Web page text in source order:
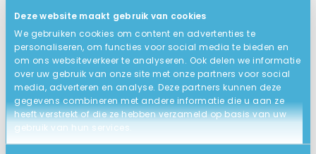
Deze website maakt gebruik van cookies
We gebruiken cookies om content en advertenties te
personaliseren, om functies voor social media te bieden en
om ons websiteverkeer te analyseren. Ook delen we informatie
over uw gebruik van onze site met onze partners voor social
media, adverteren en analyse. Deze partners kunnen deze
gegevens combineren met andere informatie die u aan ze
heeft verstrekt of die ze hebben verzameld op basis van uw
gebruik van hun services.
VERZENDING
Op werkdagen voor 15:00u besteld,
dezelfde dag verstuurd (Afhalen bij ons in
Loosdrecht kan ook).
BESCHRIJVING